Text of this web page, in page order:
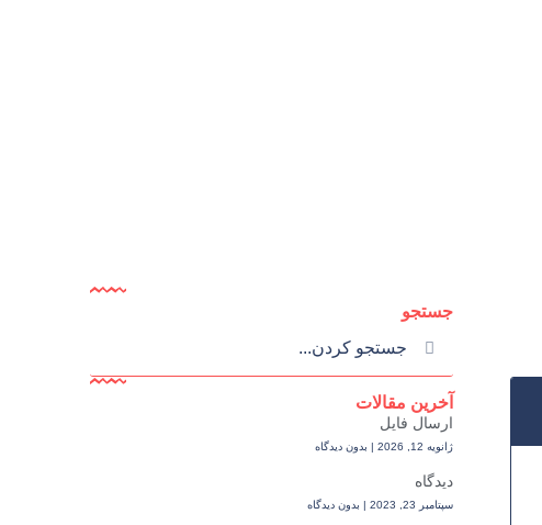
جستجو
آخرین مقالات
ارسال فایل
ژانویه 12, 2026 بدون دیدگاه
دیدگاه
سپتامبر 23, 2023 بدون دیدگاه